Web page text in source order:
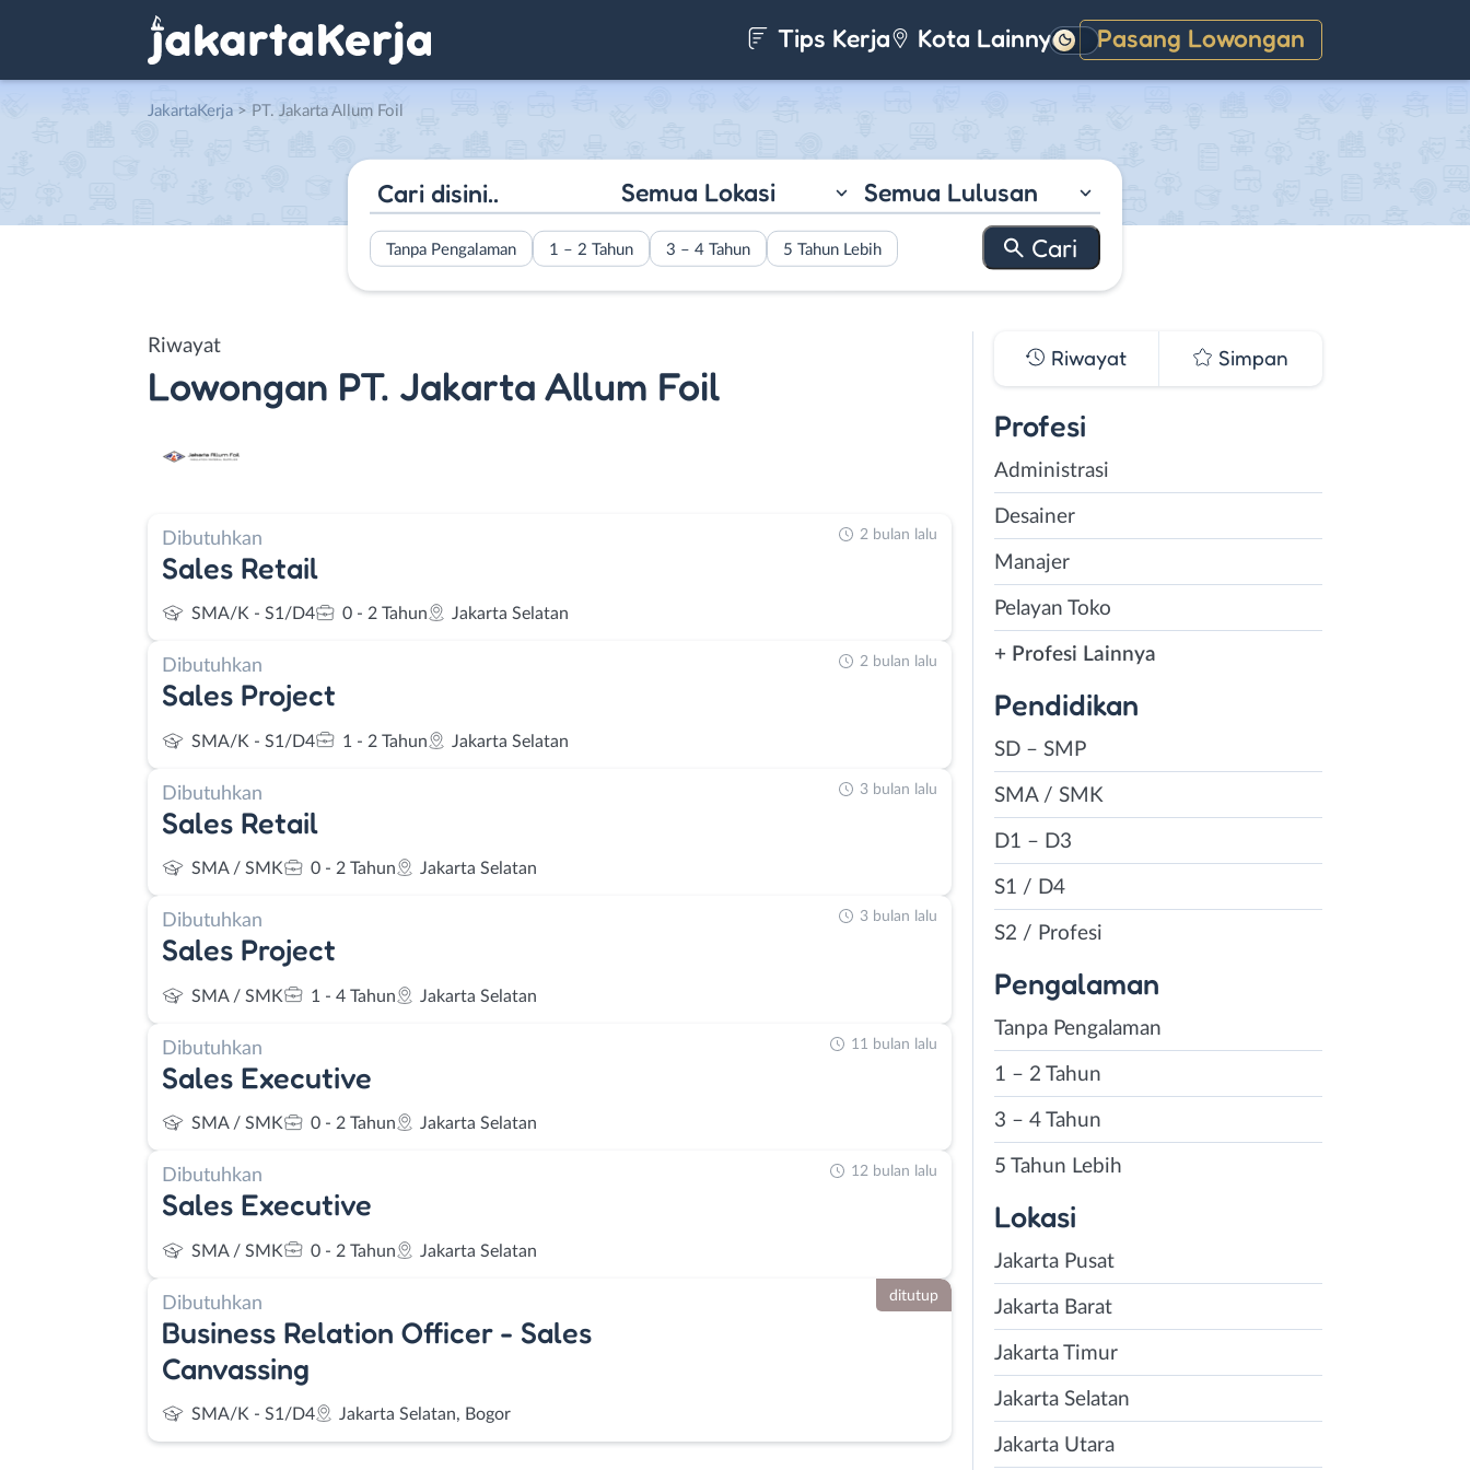
Tips Kerja Kota Lainnya Pasang Lowongan
Gelap
JakartaKerja > PT. Jakarta Allum Foil
Semua Lokasi Semua Lulusan
Tanpa Pengalaman 1 – 2 Tahun 3 – 4 Tahun 5 Tahun Lebih
Riwayat
Lowongan PT. Jakarta Allum Foil
Dibutuhkan
Sales Retail
SMA/K - S1/D4 0 - 2 Tahun Jakarta Selatan
2 bulan lalu
Dibutuhkan
Sales Project
SMA/K - S1/D4 1 - 2 Tahun Jakarta Selatan
2 bulan lalu
Dibutuhkan
Sales Retail
SMA / SMK 0 - 2 Tahun Jakarta Selatan
3 bulan lalu
Dibutuhkan
Sales Project
SMA / SMK 1 - 4 Tahun Jakarta Selatan
3 bulan lalu
Dibutuhkan
Sales Executive
SMA / SMK 0 - 2 Tahun Jakarta Selatan
11 bulan lalu
Dibutuhkan
Sales Executive
SMA / SMK 0 - 2 Tahun Jakarta Selatan
12 bulan lalu
Dibutuhkan
Business Relation Officer - Sales
Canvassing
SMA/K - S1/D4 Jakarta Selatan, Bogor
ditutup
Riwayat Simpan
Profesi
Administrasi
Desainer
Manajer
Pelayan Toko
+ Profesi Lainnya
Pendidikan
SD – SMP
SMA / SMK
D1 – D3
S1 / D4
S2 / Profesi
Pengalaman
Tanpa Pengalaman
1 – 2 Tahun
3 – 4 Tahun
5 Tahun Lebih
Lokasi
Jakarta Pusat
Jakarta Barat
Jakarta Timur
Jakarta Selatan
Jakarta Utara